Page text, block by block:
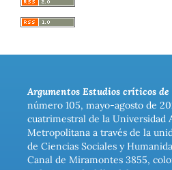
Argumentos Estudios críticos de
número 105, mayo-agosto de
cuatrimestral de la Universidad
Metropolitana a través de la
de Ciencias Sociales y
Canal de Miramontes 3855,